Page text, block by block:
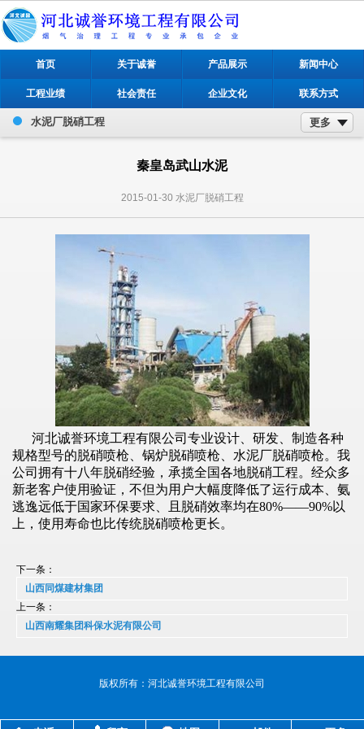
首页 关于诚誉 产品展示 新闻中心
工程业绩 社会责任 企业文化 联系方式
水泥厂脱硝工程 更多
秦皇岛武山水泥
2015-01-30 水泥厂脱硝工程
河北诚誉环境工程有限公司专业设计、研发、制造各种
规格型号的脱硝喷枪、锅炉脱硝喷枪、水泥厂脱硝喷枪。我
公司拥有十八年脱硝经验，承揽全国各地脱硝工程。经众多
新老客户使用验证，不但为用户大幅度降低了运行成本、氨
逃逸远低于国家环保要求、且脱硝效率均在80%——90%以
上，使用寿命也比传统脱硝喷枪更长。
下一条：
山西同煤建材集团
上一条：
山西南耀集团科保水泥有限公司
版权所有：河北诚誉环境工程有限公司